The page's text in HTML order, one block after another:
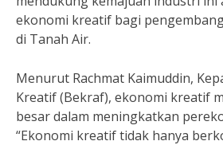
ekonomi kreatif bagi
di Tanah Air.
Menurut Rachmat Kaimuddin,
Kreatif (Bekraf), ekonomi kreatif
besar dalam meningkatkan
“Ekonomi kreatif tidak hanya